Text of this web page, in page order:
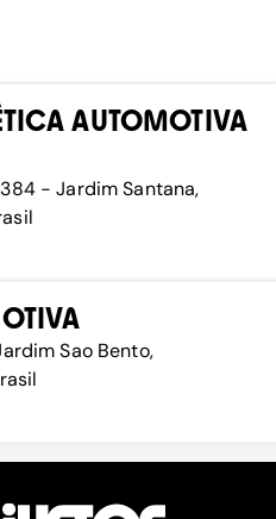
AUTOMOTIVA
- Jardim Santana,
Sao Bento,